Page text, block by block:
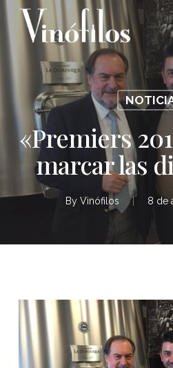
Skip
«Premiers
marcar las
By Vinófilos 8 de